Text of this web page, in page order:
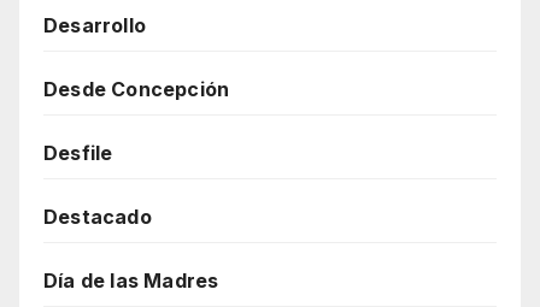
Desarrollo
Desde Concepción
Desfile
Destacado
Día de las Madres